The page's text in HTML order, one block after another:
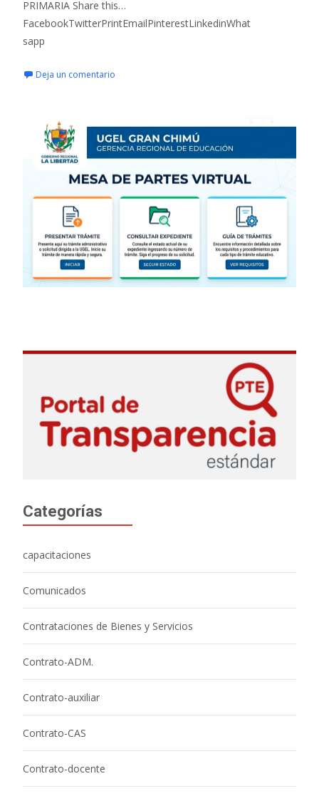
PRIMARIA Share this…
FacebookTwitterPrintEmailPinterestLinkedinWhat
sapp
Deja un comentario
Categorías
capacitaciones
Comunicados
Contrataciones de Bienes y Servicios
Contrato-ADM.
Contrato-auxiliar
Contrato-CAS
Contrato-docente